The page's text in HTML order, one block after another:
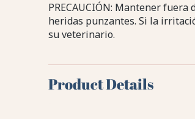
PRECAUCIÓN: Mantener
heridas punzantes. Si la
su veterinario.
Product Details